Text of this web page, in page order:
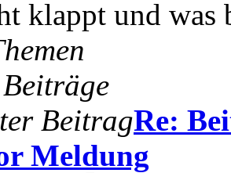
klappt und was
Beiträge
BeitragRe:
Meldung